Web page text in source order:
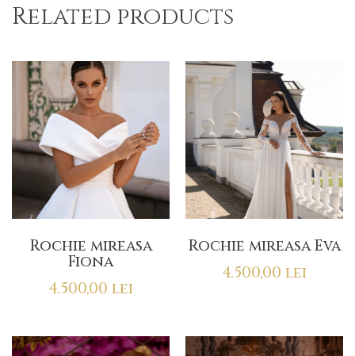
Related products
Rochie mireasa
Fiona
4.500,00 lei
Rochie mireasa Eva
4.500,00 lei